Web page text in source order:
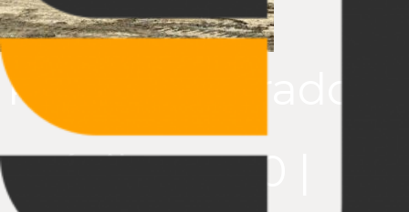
Planta trituradora
móvil Pro-80 |